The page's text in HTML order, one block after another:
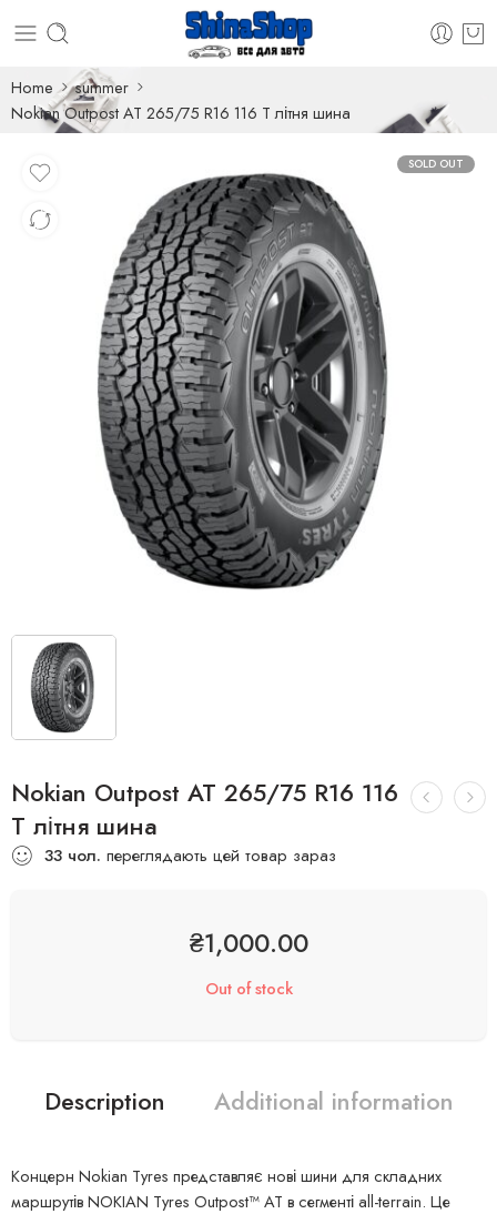
Home
summer
Nokian Outpost AT 265/75 R16 116 T літня шина
SOLD OUT
Nokian Outpost AT 265/75 R16 116
T літня шина
33 чол. переглядають цей товар зараз
₴1,000.00
Out of stock
Description Additional information
Концерн Nokian Tyres представляє нові шини для складних
маршрутів NOKIAN Tyres Outpost™ AT в сегменті all-terrain. Це